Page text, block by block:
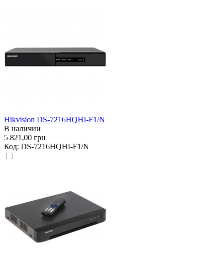
Hikvision DS-7216HQHI-F1/N
В наличии
5 821,00 грн
Код: DS-7216HQHI-F1/N